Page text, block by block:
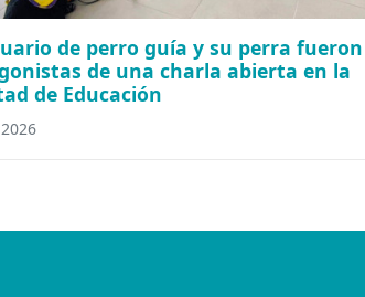
de perro guía y su perra fueron
de una charla abierta en la
de Educación